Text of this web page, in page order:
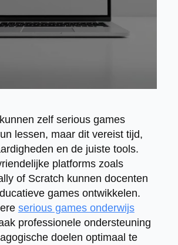
zelf serious games
lessen, maar dit vereist tijd,
en de juiste tools.
platforms zoals
of Scratch kunnen docenten
games ontwikkelen.
serious games onderwijs
professionele ondersteuning
doelen optimaal te